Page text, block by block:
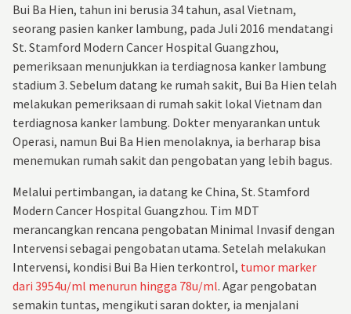
Bui Ba Hien, tahun ini berusia 34 tahun, asal Vietnam,
seorang pasien kanker lambung, pada Juli 2016 mendatangi
St. Stamford Modern Cancer Hospital Guangzhou,
pemeriksaan menunjukkan ia terdiagnosa kanker lambung
stadium 3. Sebelum datang ke rumah sakit, Bui Ba Hien telah
melakukan pemeriksaan di rumah sakit lokal Vietnam dan
terdiagnosa kanker lambung. Dokter menyarankan untuk
Operasi, namun Bui Ba Hien menolaknya, ia berharap bisa
menemukan rumah sakit dan pengobatan yang lebih bagus.
Melalui pertimbangan, ia datang ke China, St. Stamford
Modern Cancer Hospital Guangzhou. Tim MDT
merancangkan rencana pengobatan Minimal Invasif dengan
Intervensi sebagai pengobatan utama. Setelah melakukan
Intervensi, kondisi Bui Ba Hien terkontrol, tumor marker
dari 3954u/ml menurun hingga 78u/ml. Agar pengobatan
semakin tuntas, mengikuti saran dokter, ia menjalani